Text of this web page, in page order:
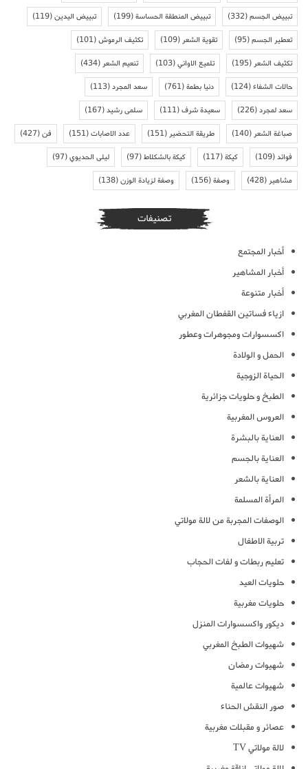
تبييض الجسم(332) تبييض المنطقة الحساسة(199) تبييض اليدين(119)
تعطير الجسم(95) تقوية الشعر(109) تكثيف الرموش(101)
تكثيف الشعر(195) تلميع الاواني(103) تنعيم الشعر(434)
حالات الشفاء(124) دنيا بطمة(761) سعد المجرد(113)
سعد لمجرد(226) سعيدة شرف(111) سلمى رشيد(167)
صباغة الشعر(140) طريقة التحضير(151) عدد الاصابات(151) فن(427)
فوائد(109) كيكة(117) كيكة بالشكلاط(97) ليلى الحديوي(97)
مشاهير(428) وصفة(156) وصفة لزيادة الوزن(138)
تصنيفات
أخبار المجتمع
أخبار المشاهير
أخبار متنوعة
ازياء فساتين القفطان المغربي
اكسسوارات ومجوهرات وعطور
الحمل و الولادة
الحياة الزوجية
الطبخ و حلويات جزائرية
العروس المغربية
العناية بالبشرة
العناية بالجسم
العناية بالشعر
المرأة المسلمة
الوصفات المجربة من لالة مولاتي
تربية الاطفال
تعليم ربطات و لفات الحجاب
حلويات العيد
حلويات مغربية
ديكور واكسسوارات المنزل
شهيوات الطبخ المغربي
شهيوات رمضان
شهيوات عالمية
صور النقش الحناء
عصائر و مقبلات مغربية
لالة مولاتي TV